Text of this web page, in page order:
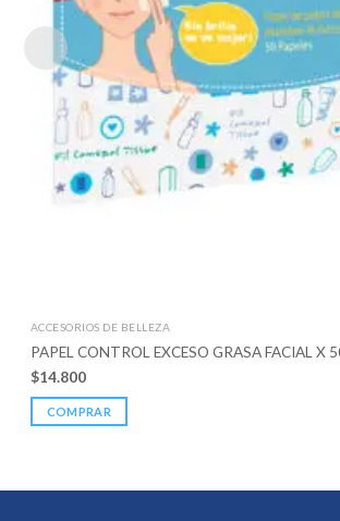
ACCESORIOS DE BELLEZA
PAPEL CONTROL EXCESO GRASA FACIAL X
$14.800
COMPRAR